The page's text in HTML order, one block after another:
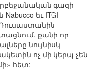
գազի
եւ ITGI
քանի որ
նույնիսկ
ոչ մի կերպ չեն
հետ: